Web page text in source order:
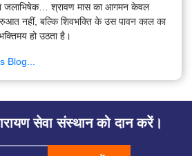
जलाभिषेक… श्रावण मास का आगमन केवल
नहीं, बल्कि शिवभक्ति के उस पावन काल का
हो उठता है।
Blog...
सेवा संस्थान को दान करें।